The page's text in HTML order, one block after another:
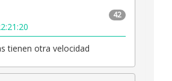
42
tienen otra velocidad